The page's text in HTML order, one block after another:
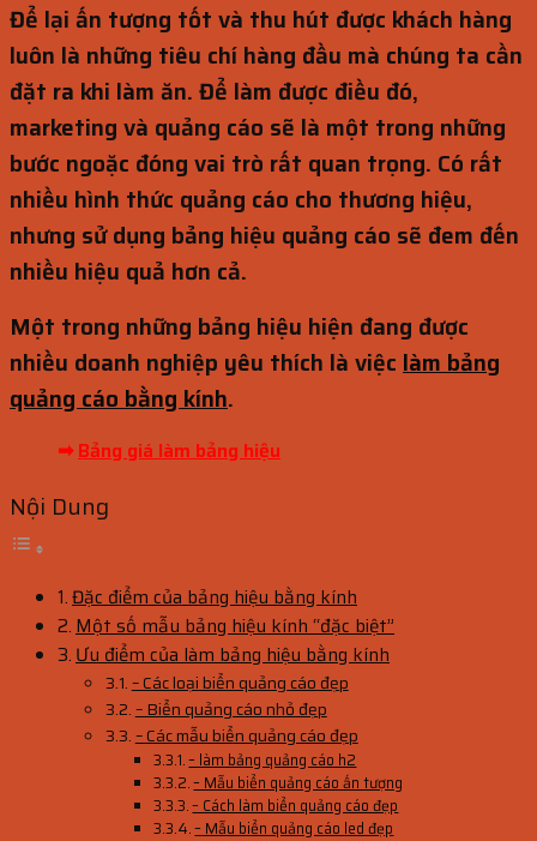
Để lại ấn tượng tốt và thu hút được khách hàng
luôn là những tiêu chí hàng đầu mà chúng ta cần
đặt ra khi làm ăn. Để làm được điều đó,
marketing và quảng cáo sẽ là một trong những
bước ngoặc đóng vai trò rất quan trọng. Có rất
nhiều hình thức quảng cáo cho thương hiệu,
nhưng sử dụng bảng hiệu quảng cáo sẽ đem đến
nhiều hiệu quả hơn cả.
Một trong những bảng hiệu hiện đang được
nhiều doanh nghiệp yêu thích là việc làm bảng
quảng cáo bằng kính.
➡Bảng giá làm bảng hiệu
Nội Dung
Đặc điểm của bảng hiệu bằng kính
Một số mẫu bảng hiệu kính “đặc biệt”
Ưu điểm của làm bảng hiệu bằng kính
– Các loại biển quảng cáo đẹp
– Biển quảng cáo nhỏ đẹp
– Các mẫu biển quảng cáo đẹp
– làm bảng quảng cáo h2
– Mẫu biển quảng cáo ấn tượng
– Cách làm biển quảng cáo đẹp
– Mẫu biển quảng cáo led đẹp